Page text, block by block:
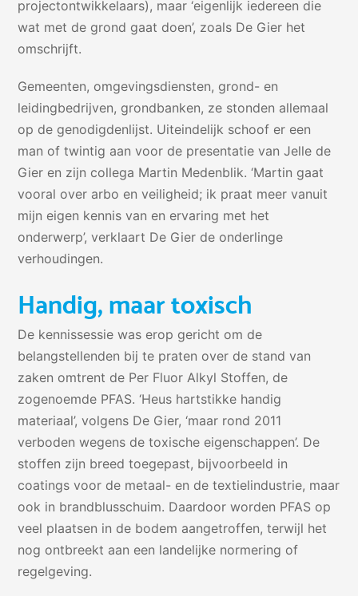
projectontwikkelaars), maar ‘eigenlijk iedereen die
wat met de grond gaat doen’, zoals De Gier het
omschrijft.
Gemeenten, omgevingsdiensten, grond- en
leidingbedrijven, grondbanken, ze stonden allemaal
op de genodigdenlijst. Uiteindelijk schoof er een
man of twintig aan voor de presentatie van Jelle de
Gier en zijn collega Martin Medenblik. ‘Martin gaat
vooral over arbo en veiligheid; ik praat meer vanuit
mijn eigen kennis van en ervaring met het
onderwerp’, verklaart De Gier de onderlinge
verhoudingen.
Handig, maar toxisch
De kennissessie was erop gericht om de
belangstellenden bij te praten over de stand van
zaken omtrent de Per Fluor Alkyl Stoffen, de
zogenoemde PFAS. ‘Heus hartstikke handig
materiaal’, volgens De Gier, ‘maar rond 2011
verboden wegens de toxische eigenschappen’. De
stoffen zijn breed toegepast, bijvoorbeeld in
coatings voor de metaal- en de textielindustrie, maar
ook in brandblusschuim. Daardoor worden PFAS op
veel plaatsen in de bodem aangetroffen, terwijl het
nog ontbreekt aan een landelijke normering of
regelgeving.